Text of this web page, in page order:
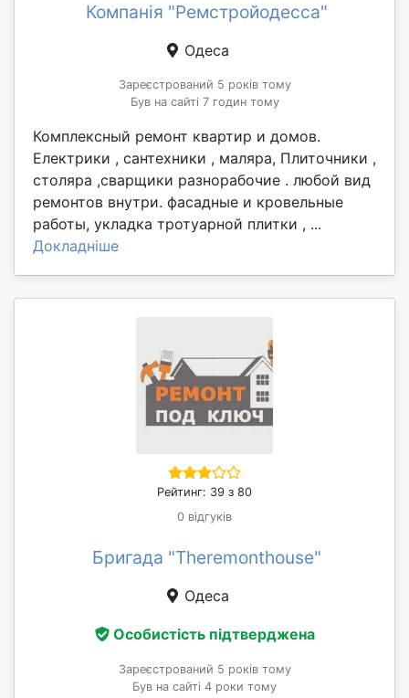
Компанія "Ремстройодесса"
Одеса
Зареєстрований 5 років тому
Був на сайті 7 годин тому
Комплексный ремонт квартир и домов.
Електрики , сантехники , маляра, Плиточники ,
столяра ,сварщики разнорабочие . любой вид
ремонтов внутри. фасадные и кровельные
работы, укладка тротуарной плитки , ...
Докладніше
Рейтинг: 39 з 80
0 відгуків
Бригада "Theremonthouse"
Одеса
Особистість підтверджена
Зареєстрований 5 років тому
Був на сайті 4 роки тому